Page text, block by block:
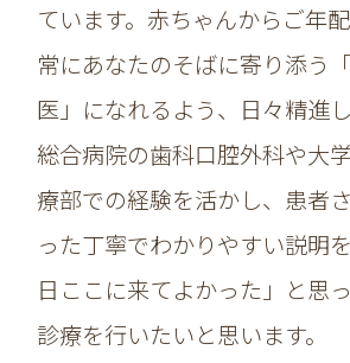
ています。赤ちゃんからご年配
常にあなたのそばに寄り添う
医」になれるよう、日々精進し
総合病院の歯科口腔外科や大
療部での経験を活かし、患者
った丁寧でわかりやすい説明
日ここに来てよかった」と思
診療を行いたいと思います。